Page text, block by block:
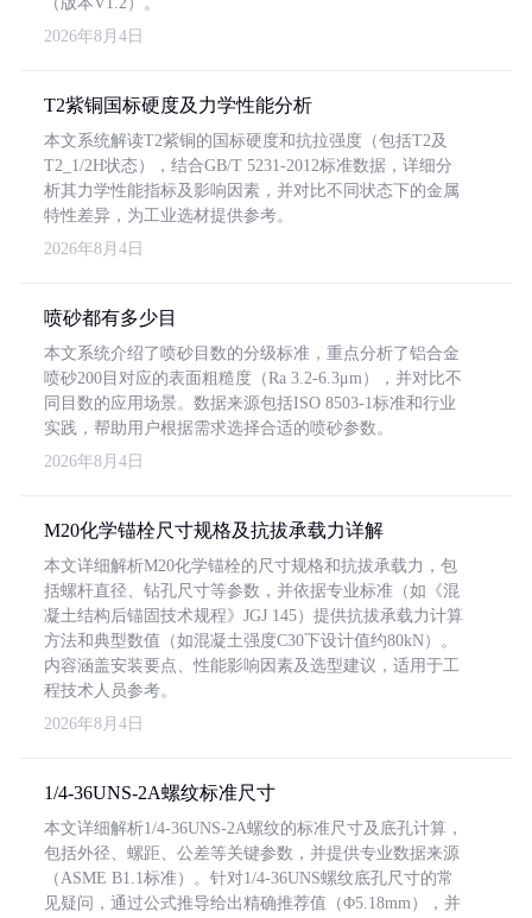
2026年8月4日
T2紫铜国标硬度及力学性能分析
本文系统解读T2紫铜的国标硬度和抗拉强度（包括T2及
T2_1/2H状态），结合GB/T 5231-2012标准数据，详细分
析其力学性能指标及影响因素，并对比不同状态下的金属
特性差异，为工业选材提供参考。
2026年8月4日
喷砂都有多少目
本文系统介绍了喷砂目数的分级标准，重点分析了铝合金
喷砂200目对应的表面粗糙度（Ra 3.2-6.3μm），并对比不
同目数的应用场景。数据来源包括ISO 8503-1标准和行业
实践，帮助用户根据需求选择合适的喷砂参数。
2026年8月4日
M20化学锚栓尺寸规格及抗拔承载力详解
本文详细解析M20化学锚栓的尺寸规格和抗拔承载力，包
括螺杆直径、钻孔尺寸等参数，并依据专业标准（如《混
凝土结构后锚固技术规程》JGJ 145）提供抗拔承载力计算
方法和典型数值（如混凝土强度C30下设计值约80kN）。
内容涵盖安装要点、性能影响因素及选型建议，适用于工
程技术人员参考。
2026年8月4日
1/4-36UNS-2A螺纹标准尺寸
本文详细解析1/4-36UNS-2A螺纹的标准尺寸及底孔计算，
包括外径、螺距、公差等关键参数，并提供专业数据来源
（ASME B1.1标准）。针对1/4-36UNS螺纹底孔尺寸的常
见疑问，通过公式推导给出精确推荐值（Φ5.18mm），并